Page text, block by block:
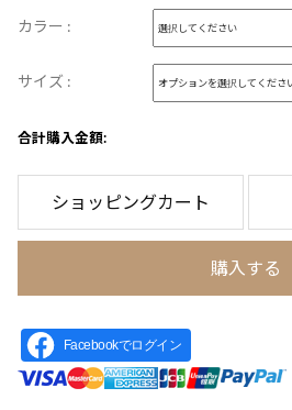
カラー :
サイズ :
合計購入金額:
ショッピングカート
購入する
Facebookでログイン